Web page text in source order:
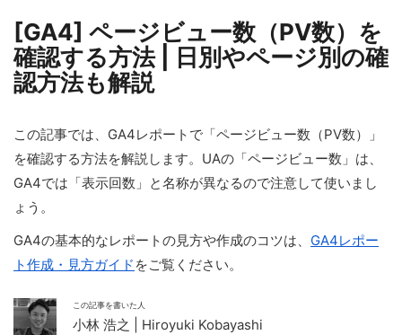
[GA4] ページビュー数（PV数）を
確認する方法 | 日別やページ別の確
認方法も解説
この記事では、GA4レポートで「ページビュー数（PV数）」
を確認する方法を解説します。UAの「ページビュー数」は、
GA4では「表示回数」と名称が異なるので注意して使いまし
ょう。
GA4の基本的なレポートの見方や作成のコツは、 GA4レポー
ト作成・見方ガイド をご覧ください。
この記事を書いた人
小林 浩之 | Hiroyuki Kobayashi